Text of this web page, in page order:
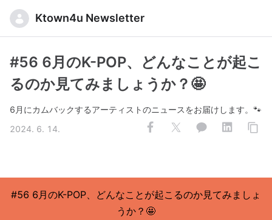
Ktown4u Newsletter
#56 6月のK-POP、どんなことが起こ
るのか見てみましょうか？🤩
6月にカムバックするアーティストのニュースをお届けします。🐾
2024. 6. 14.
#56 6月のK-POP、どんなことが起こるのか見てみましょ
うか？ 🤩